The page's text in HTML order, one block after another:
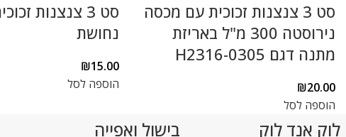
סט 3 צנצנות זכוכית עם מכסה
נירוסטה 300 מ"ל באריזת
מתנה דגם H2316-0305
₪20.00
הוספה לסל
סט 3 צנצנות
נחושת
₪15.00
הוספה לסל
לוק אנד לוק בישול ואפייה